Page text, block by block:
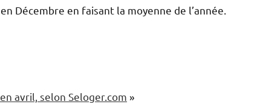
Décembre en faisant la moyenne de l’année.
avril, selon Seloger.com »